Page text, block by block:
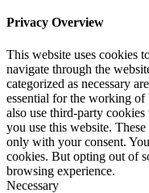
Privacy Overview
This website uses cookies
navigate through the
categorized as necessary
essential for the working
also use third-party
you use this website.
only with your consent.
cookies. But opting out of
browsing experience.
Necessary